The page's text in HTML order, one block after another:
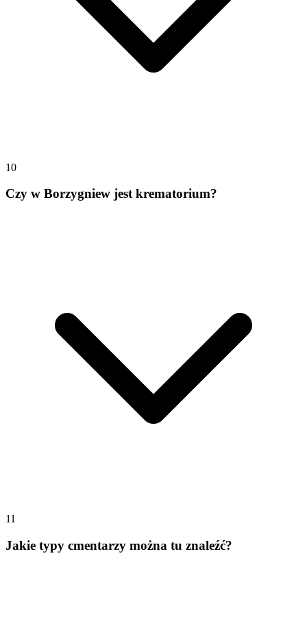
10
Czy w Borzygniew jest krematorium?
11
Jakie typy cmentarzy można tu znaleźć?